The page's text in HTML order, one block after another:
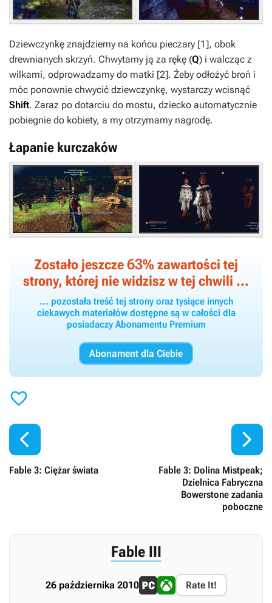
Dziewczynkę znajdziemy na końcu pieczary [1], obok
drewnianych skrzyń. Chwytamy ją za rękę (Q) i walcząc z
wilkami, odprowadzamy do matki [2]. Żeby odłożyć broń i
móc ponownie chwycić dziewczynkę, wystarczy wcisnąć
Shift. Zaraz po dotarciu do mostu, dziecko automatycznie
pobiegnie do kobiety, a my otrzymamy nagrodę.
Łapanie kurczaków
Zostało jeszcze63% zawartości tej
strony, której nie widzisz w tej chwili ...
... pozostała treść tej strony oraz tysiące innych
ciekawych materiałów dostępne są w całości dla
posiadaczy Abonamentu Premium
Abonament dla Ciebie


Fable 3: Ciężar świata
Fable 3: Dolina Mistpeak;
Dzielnica Fabryczna
Bowerstone zadania
poboczne

Fable III
26 października 2010 Rate It!